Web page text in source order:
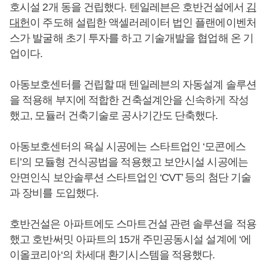
호시설 2개 동을 건립했다. 텐일레븐은 호반건설에서 김
대헌이 주도해 설립한 액셀러레이터 법인 플랜에이벤처
스가 발굴해 초기 투자를 하고 기술개발을 협업해 온 기
업이다.
아동보호센터를 건립할 때 텐일레븐의 자동설계 솔루션
을 적용해 부지에 적합한 건축설계안을 신속하게 작성
했고, 모듈러 건축기술로 공사기간도 단축했다.
아동보호센터의 욕실 시공에는 스타트업인 ‘모콘에스
티’의 모듈형 건식공법을 적용했고 보안시설 시공에는
안면인식 보안솔루션 스타트업인 ‘CVT’ 등의 첨단 기술
과 장비를 도입했다.
호반건설은 아파트에도 스마트건설 관련 솔루션을 적용
했고 호반써밋 아파트의 15개 주민공동시설 설계에 ‘에
이올코리아‘의 차세대 환기시스템을 적용했다.